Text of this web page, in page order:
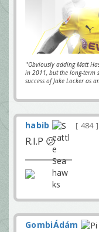
"Obviously adding Matt
in 2011, but the long-term
success of Jake Locker as
habib 484
R.I.P 😕
GombiÁdám